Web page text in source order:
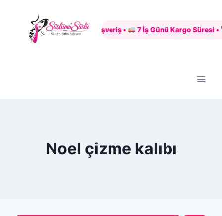
content
Güvenli Alışveriş • 7 İş Günü Kargo Süresi •
Noel çizme kalıbı